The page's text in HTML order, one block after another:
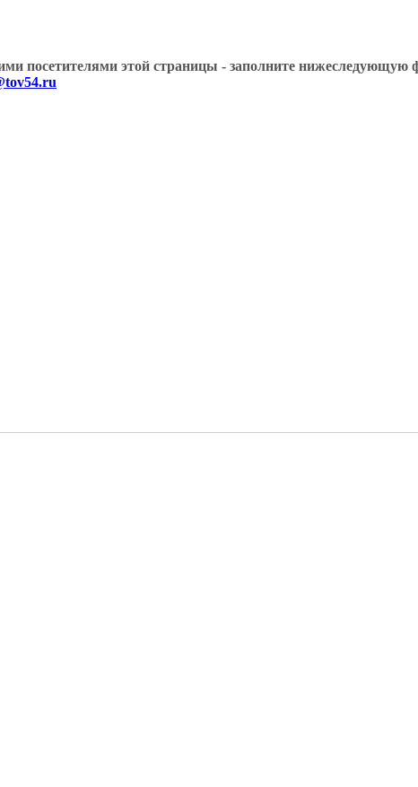
посетителями этой страницы - заполните